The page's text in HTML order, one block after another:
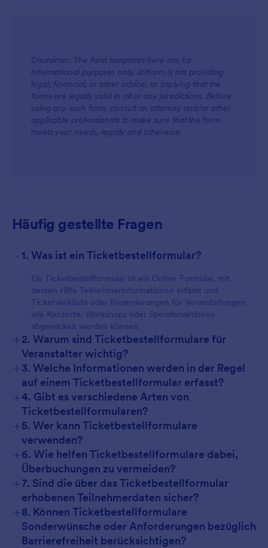
Disclaimer: The form templates here are for
informational purposes only. Jotform is not providing
legal, financial, or other advice, or implying that the
forms are legally valid in all or any jurisdictions. Before
using any such form, consult an attorney and/or other
applicable professionals to make sure that the form
meets your needs, legally and otherwise.
Häufig gestellte Fragen
- 1. Was ist ein Ticketbestellformular?
Ein Ticketbestellformular ist ein Online-Formular, mit
dessen Hilfe Teilnehmerinformationen erfasst und
Ticketverkäufe oder Reservierungen für Veranstaltungen
wie Konzerte, Workshops oder Spendenaktionen
abgewickelt werden können.
+2. Warum sind Ticketbestellformulare für
Veranstalter wichtig?
+3. Welche Informationen werden in der Regel
auf einem Ticketbestellformular erfasst?
+4. Gibt es verschiedene Arten von
Ticketbestellformularen?
+5. Wer kann Ticketbestellformulare
verwenden?
+6. Wie helfen Ticketbestellformulare dabei,
Überbuchungen zu vermeiden?
+7. Sind die über das Ticketbestellformular
erhobenen Teilnehmerdaten sicher?
+8. Können Ticketbestellformulare
Sonderwünsche oder Anforderungen bezüglich
Barrierefreiheit berücksichtigen?